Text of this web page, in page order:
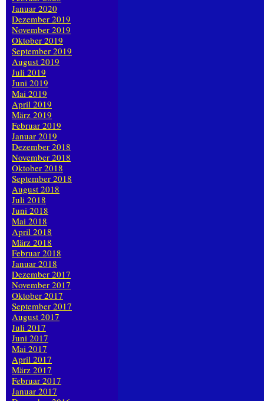
Januar 2020
Dezember 2019
November 2019
Oktober 2019
September 2019
August 2019
Juli 2019
Juni 2019
Mai 2019
April 2019
März 2019
Februar 2019
Januar 2019
Dezember 2018
November 2018
Oktober 2018
September 2018
August 2018
Juli 2018
Juni 2018
Mai 2018
April 2018
März 2018
Februar 2018
Januar 2018
Dezember 2017
November 2017
Oktober 2017
September 2017
August 2017
Juli 2017
Juni 2017
Mai 2017
April 2017
März 2017
Februar 2017
Januar 2017